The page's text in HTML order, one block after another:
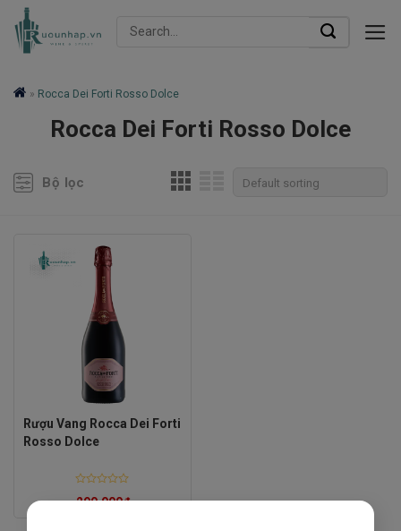
Skip
Search
» Rocca Dei Forti Rosso Dolce
Rocca Dei Forti Rosso Dolce
Bộ lọc
Rượu Vang Rocca Dei Forti
Rosso Dolce
Rated
290,000₫